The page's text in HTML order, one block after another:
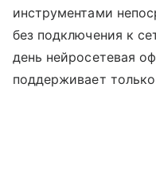
инструментами
без подключения к
день нейросетевая
поддерживает